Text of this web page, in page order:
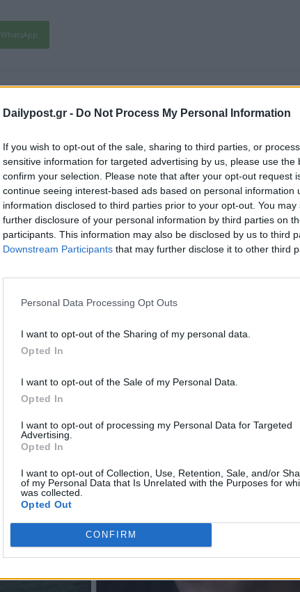
Dailypost.gr - Do Not Process My Personal Information
If you wish to opt-out of the sale, sharing to third parties, or
sensitive information for targeted advertising by us, please use the
confirm your selection. Please note that after your opt-out request
continue seeing interest-based ads based on personal information
information disclosed to third parties prior to your opt-out. You
further disclosure of your personal information by third parties on
participants. This information may also be disclosed by us to third
Downstream Participants that may further disclose it to other third
Personal Data Processing Opt Outs
I want to opt-out of the Sharing of my personal data.
Opted In
I want to opt-out of the Sale of my Personal Data.
Opted In
I want to opt-out of processing my Personal Data for Targeted
Advertising.
Opted In
I want to opt-out of Collection, Use, Retention, Sale, and/or
of my Personal Data that Is Unrelated with the Purposes for
was collected.
Opted Out
CONFIRM
WhatsApp